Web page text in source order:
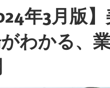
年3月版
がわかる、